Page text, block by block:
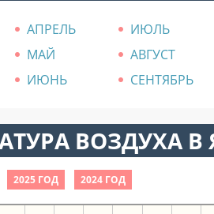
АПРЕЛЬ
ИЮЛЬ
МАЙ
АВГУСТ
ИЮНЬ СЕНТЯБРЬ
ВОЗДУХА В
2025 ГОД 2024 ГОД